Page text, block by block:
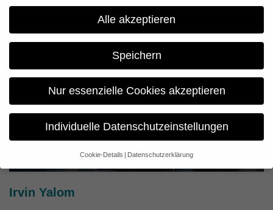
Irvin Yalom
Alle akzeptieren
Speichern
Nur essenzielle Cookies akzeptieren
Individuelle Datenschutzeinstellungen
Cookie-Details Datenschutzerklärung
Datenschutzeinstellungen
Wenn Sie unter 16 Jahre alt sind und Ihre Zustimmung zu
freiwilligen Diensten geben möchten, müssen Sie Ihre